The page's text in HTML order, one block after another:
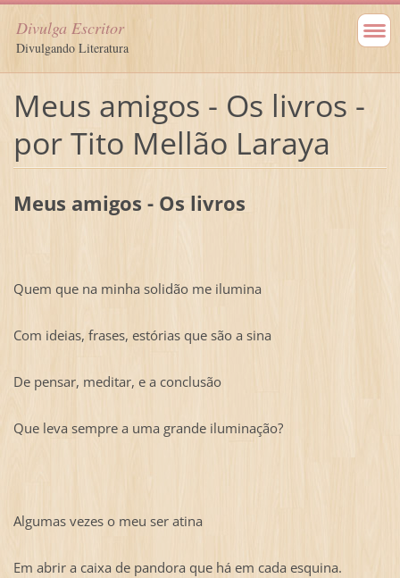
Divulga Escritor
Divulgando Literatura
Meus amigos - Os livros -
por Tito Mellão Laraya
Meus amigos - Os livros
Quem que na minha solidão me ilumina
Com ideias, frases, estórias que são a sina
De pensar, meditar, e a conclusão
Que leva sempre a uma grande iluminação?
Algumas vezes o meu ser atina
Em abrir a caixa de pandora que há em cada esquina.